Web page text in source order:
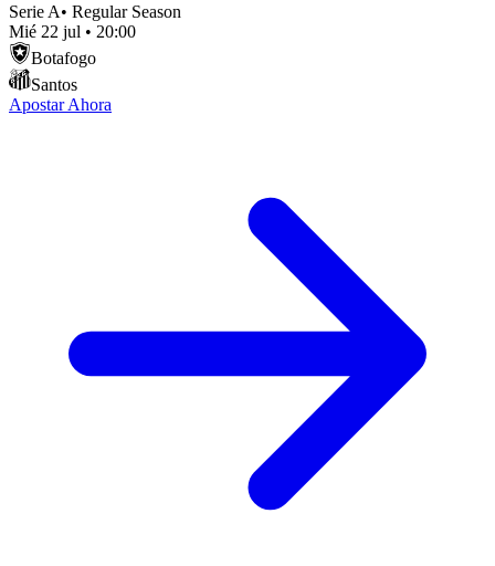
Serie A• Regular Season
Mié 22 jul • 20:00
Botafogo
Santos
Apostar Ahora